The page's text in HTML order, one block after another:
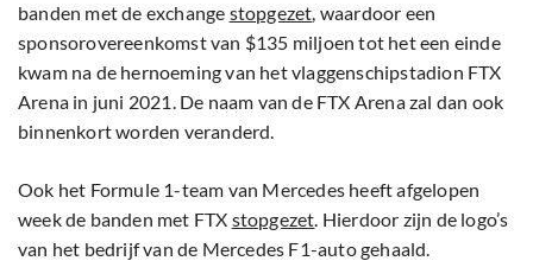
banden met de exchange stopgezet, waardoor een
sponsorovereenkomst van $135 miljoen tot het een einde
kwam na de hernoeming van het vlaggenschipstadion FTX
Arena in juni 2021. De naam van de FTX Arena zal dan ook
binnenkort worden veranderd.
Ook het Formule 1-team van Mercedes heeft afgelopen
week de banden met FTX stopgezet. Hierdoor zijn de logo’s
van het bedrijf van de Mercedes F1-auto gehaald.